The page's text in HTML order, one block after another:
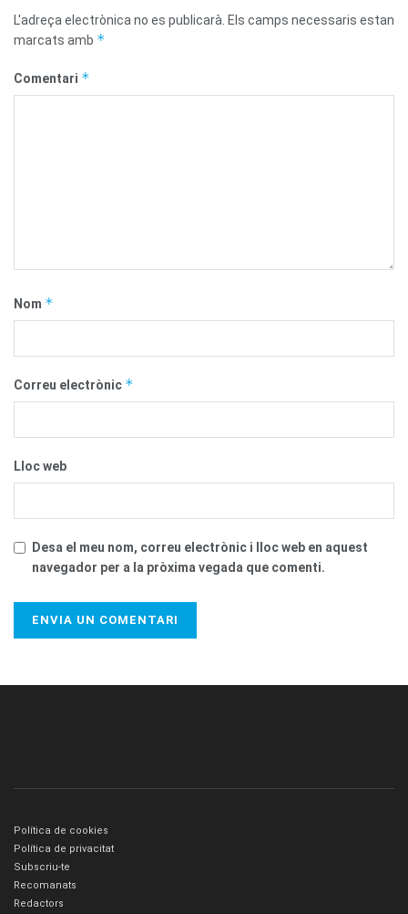
L'adreça electrònica no es publicarà. Els camps necessaris estan
marcats amb *
Comentari *
Nom *
Correu electrònic *
Lloc web
Desa el meu nom, correu electrònic i lloc web en aquest
navegador per a la pròxima vegada que comenti.
Política de cookies
Política de privacitat
Subscriu-te
Recomanats
Redactors